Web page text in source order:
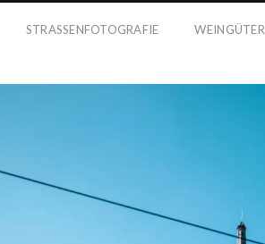
STRASSENFOTOGRAFIE WEINGÜTER